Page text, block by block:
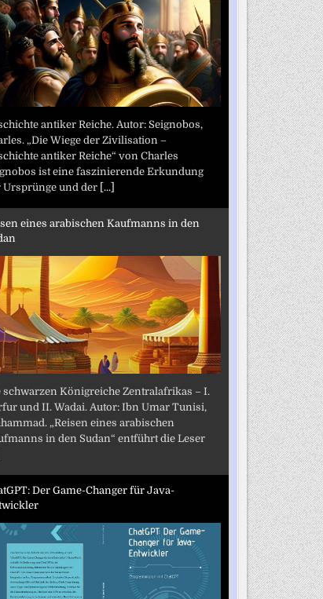
antiker Reiche. Autor: Seignobos,
„Die Wiege der Zivilisation –
antiker Reiche“ von Charles
ist eine faszinierende Erkundung
Ursprünge und der [...]
eines arabischen Kaufmanns in den
schwarzen Königreiche Zentralafrikas – I.
und II. Wadai. Autor: Ibn Umar Tunisi,
„Reisen eines arabischen
in den Sudan“ entführt die Leser
Der Game-Changer für Java-